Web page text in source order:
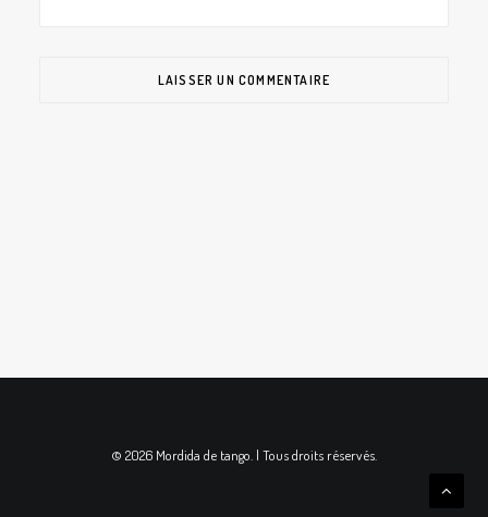
© 2026 Mordida de tango. | Tous droits réservés.